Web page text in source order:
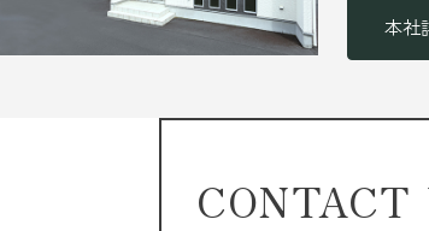
本社
CONTACT